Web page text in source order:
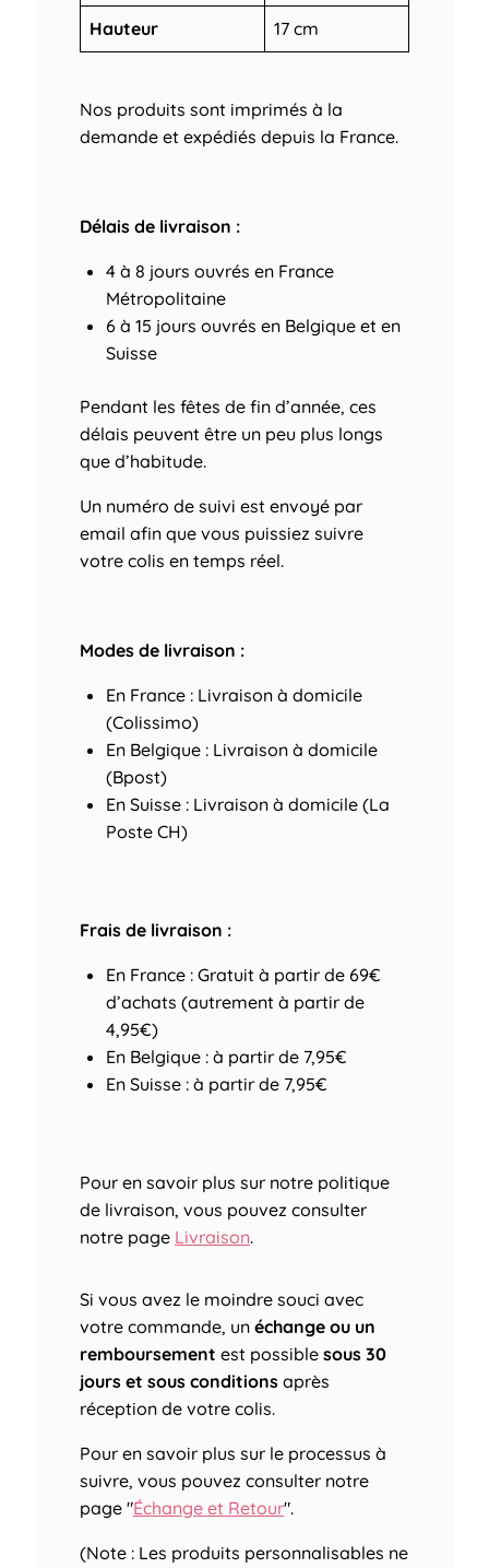
Hauteur 17 cm
Nos produits sont imprimés à la
demande et expédiés depuis la France.
Délais de livraison :
4 à 8 jours ouvrés en France
Métropolitaine
6 à 15 jours ouvrés en Belgique et en
Suisse
Pendant les fêtes de fin d’année, ces
délais peuvent être un peu plus longs
que d’habitude.
Un numéro de suivi est envoyé par
email afin que vous puissiez suivre
votre colis en temps réel.
Modes de livraison :
En France : Livraison à domicile
(Colissimo)
En Belgique : Livraison à domicile
(Bpost)
En Suisse : Livraison à domicile (La
Poste CH)
Frais de livraison :
En France : Gratuit à partir de 69€
d’achats (autrement à partir de
4,95€)
En Belgique : à partir de 7,95€
En Suisse : à partir de 7,95€
Pour en savoir plus sur notre politique
de livraison, vous pouvez consulter
notre page Livraison.
Si vous avez le moindre souci avec
votre commande, un échange ou un
remboursement est possible sous 30
jours et sous conditions après
réception de votre colis.
Pour en savoir plus sur le processus à
suivre, vous pouvez consulter notre
page "Échange et Retour".
(Note : Les produits personnalisables ne